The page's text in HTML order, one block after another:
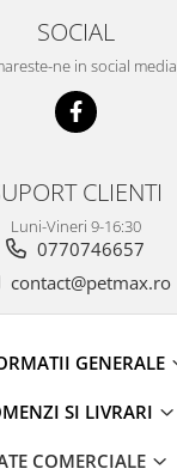
SOCIAL
ne in social media
CLIENTI
Luni-Vineri 9-16:30
0770746657
contact@petmax.ro
GENERALE
SI LIVRARI
COMERCIALE